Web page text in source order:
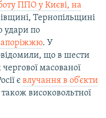
ППО у Києві, на
Тернопільщині
удари по
. У
що в шести
масованої
є влучання в об’єкти
також високовольтної